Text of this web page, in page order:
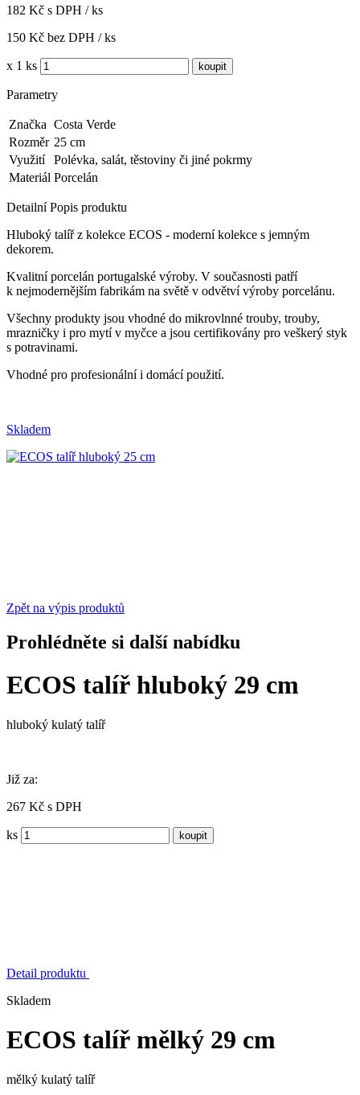
182 Kč s DPH / ks
150 Kč bez DPH / ks
x 1 ks
Parametry
Značka Costa Verde
Rozměr 25 cm
Využití
Polévka, salát, těstoviny či jiné pokrmy
Materiál Porcelán
Detailní Popis produktu
Hluboký talíř z kolekce ECOS - moderní kolekce s jemným
dekorem.
Kvalitní porcelán portugalské výroby. V současnosti patří
k nejmodernějším fabrikám na světě v odvětví výroby porcelánu.
Všechny produkty jsou vhodné do mikrovlnné trouby, trouby,
mrazničky i pro mytí v myčce a jsou certifikovány pro veškerý styk
s potravinami.
Vhodné pro profesionální i domácí použití.
Skladem
Zpět na výpis produktů
Prohlédněte si další nabídku
ECOS talíř hluboký 29 cm
hluboký kulatý talíř
Již za:
267 Kč s DPH
ks
Detail produktu
Skladem
ECOS talíř mělký 29 cm
mělký kulatý talíř